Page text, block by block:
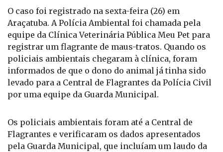
O caso foi registrado na sexta-feira (26) em
Araçatuba. A Polícia Ambiental foi chamada pela
equipe da Clínica Veterinária Pública Meu Pet para
registrar um flagrante de maus-tratos. Quando os
policiais ambientais chegaram à clínica, foram
informados de que o dono do animal já tinha sido
levado para a Central de Flagrantes da Polícia Civil
por uma equipe da Guarda Municipal.
Os policiais ambientais foram até a Central de
Flagrantes e verificaram os dados apresentados
pela Guarda Municipal, que incluíam um laudo da